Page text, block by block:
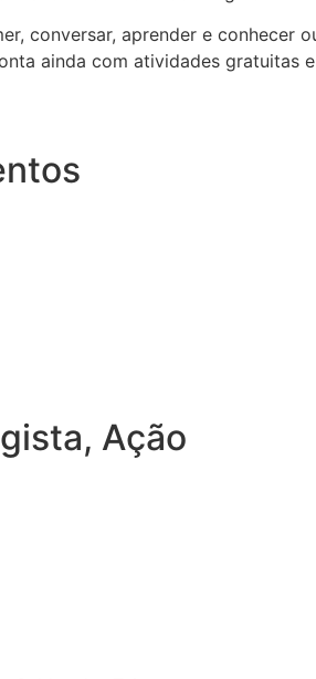
conversar, aprender e conhecer
ainda com atividades gratuitas
Ação